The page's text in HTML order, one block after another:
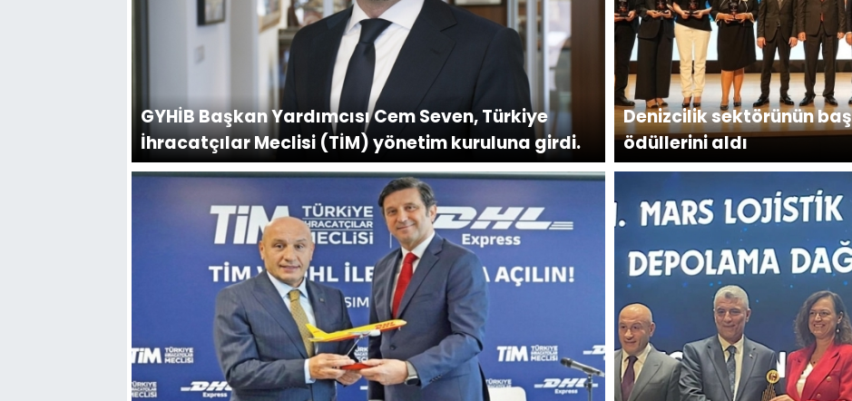
GYHİB Başkan Yardımcısı Cem Seven, Türkiye
İhracatçılar Meclisi (TİM) yönetim kuruluna girdi.
Denizcilik sektörünün
ödüllerini aldı